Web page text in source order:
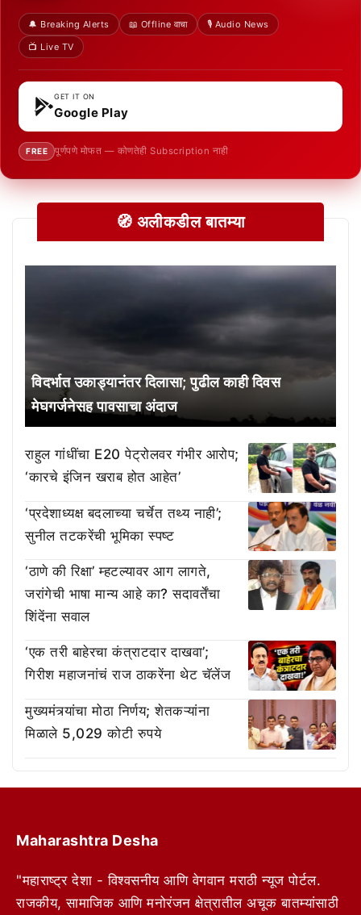
🔔 Breaking Alerts 📖 Offline वाचा
🎙️ Audio News
📺 Live TV
GET IT ON
Google Play
FREE पूर्णपणे मोफत — कोणतेही Subscription नाही
🧭 अलीकडील बातम्या
विदर्भात उकाड्यानंतर दिलासा; पुढील काही दिवस
मेघगर्जनेसह पावसाचा अंदाज
राहुल गांधींचा E20 पेट्रोलवर गंभीर आरोप;
‘कारचे इंजिन खराब होत आहेत’
‘प्रदेशाध्यक्ष बदलाच्या चर्चेत तथ्य नाही’;
सुनील तटकरेंची भूमिका स्पष्ट
‘ठाणे की रिक्षा’ म्हटल्यावर आग लागते,
जरांगेची भाषा मान्य आहे का? सदावर्तेंचा
शिंदेंना सवाल
‘एक तरी बाहेरचा कंत्राटदार दाखवा’;
गिरीश महाजनांचं राज ठाकरेंना थेट चॅलेंज
मुख्यमंत्र्यांचा मोठा निर्णय; शेतकऱ्यांना
मिळाले 5,029 कोटी रुपये
Maharashtra Desha
"महाराष्ट्र देशा - विश्वसनीय आणि वेगवान मराठी न्यूज पोर्टल.
राजकीय, सामाजिक आणि मनोरंजन क्षेत्रातील अचूक बातम्यांसाठी